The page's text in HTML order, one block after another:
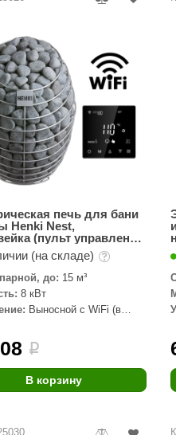
печь для бани
Henki Nest,
(пульт управления
комплекте) 8 кВт
(на складе)
до: 15 м³
8 кВт
Выносной с WiFi (в
i
В корзину